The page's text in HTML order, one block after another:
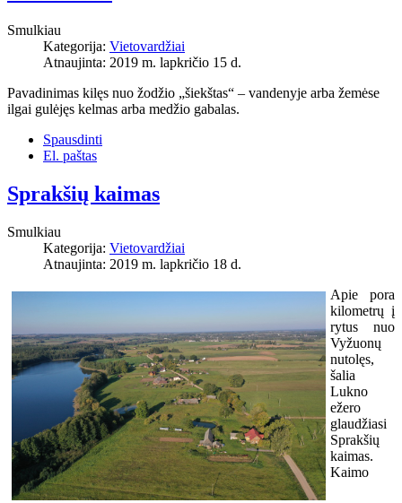
Smulkiau
Kategorija: Vietovardžiai
Atnaujinta: 2019 m. lapkričio 15 d.
Pavadinimas kilęs nuo žodžio „šiekštas“ – vandenyje arba žemėse
ilgai gulėjęs kelmas arba medžio gabalas.
Spausdinti
El. paštas
Sprakšių kaimas
Smulkiau
Kategorija: Vietovardžiai
Atnaujinta: 2019 m. lapkričio 18 d.
Apie pora
kilometrų į
rytus nuo
Vyžuonų
nutolęs,
šalia
Lukno
ežero
glaudžiasi
Sprakšių
kaimas.
Kaimo